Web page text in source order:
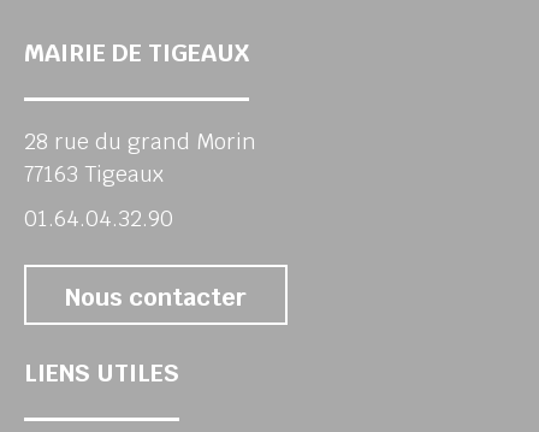
MAIRIE DE TIGEAUX
28 rue du grand Morin
77163 Tigeaux
01.64.04.32.90
Nous contacter
LIENS UTILES